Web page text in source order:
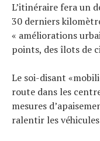
L’itinéraire fera un
30 derniers
« améliorations
points, des îlots de
Le soi-disant
route dans les
mesures
ralentir les